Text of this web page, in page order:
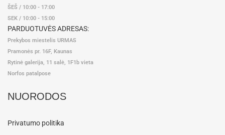
ŠEŠ / 10:00 - 17:00
SEK / 10:00 - 15:00
PARDUOTUVĖS ADRESAS:
Prekybos miestelis URMAS
Pramonės pr. 16F, Kaunas
Rytinė galerija, 11 salė, 1F1b vieta
Norfos patalpose
NUORODOS
Privatumo politika